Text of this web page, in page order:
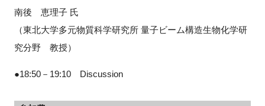
南後 恵理子 氏
（東北大学多元物質科学研究所 量子ビーム構造生物化学研
究分野 教授）
●18:50－19:10 Discussion